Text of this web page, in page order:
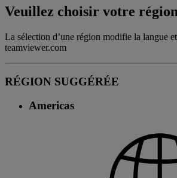
Veuillez choisir votre région
La sélection d’une région modifie la langue
teamviewer.com
RÉGION SUGGÉRÉE
Americas